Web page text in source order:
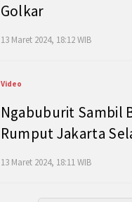
Golkar
13 Maret 2024, 18:12 WIB
Video
Ngabuburit Sambil
Rumput Jakarta
13 Maret 2024, 18:11 WIB